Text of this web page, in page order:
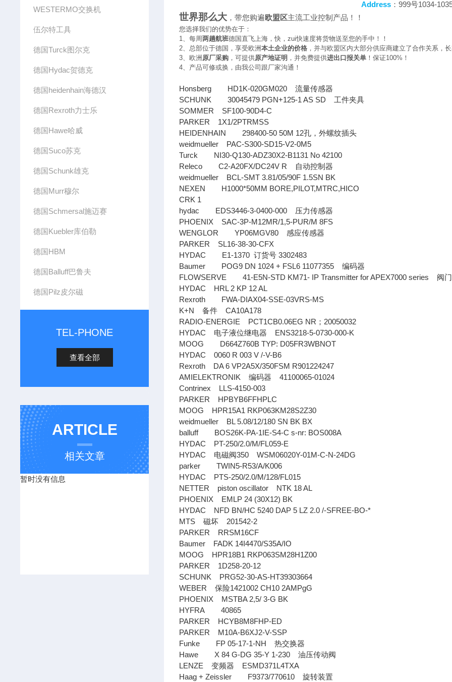
WESTERMO交换机
伍尔特工具
德国Turck图尔克
德国Hydac贺德克
德国heidenhain海德汉
德国Rexroth力士乐
德国Hawe哈威
德国Suco苏克
德国Schunk雄克
德国Murr穆尔
德国Schmersal施迈赛
德国Kuebler库伯勒
德国HBM
德国Balluff巴鲁夫
德国Pilz皮尔磁
TEL-PHONE
查看全部
ARTICLE
相关文章
暂时没有信息
Address：999号1034-
世界那么大 ，带您购遍欧盟区主流工业控制产品！！
您选择我们的优势在于：
1、每周两趟航班德国直飞上海，快，zui快速度将货物送至您的手中！！
2、总部位于德国，享受欧洲本土企业的价格 ，并与欧盟区内大部分供应商建立了合作关系，
3、欧洲 原厂采购 ，可提供原产地证明 ，并免费提供进出口报关单 ！保证100%！
4、产品可修或换，由我公司跟厂家沟通！
Honsberg HD1K-020GM020流量传感器
SCHUNK 30045479 PGN+125-1 AS SD 工件夹具
SOMMER SF100-90D4-C
PARKER 1X1/2PTRMSS
HEIDENHAIN 298400-50 50M 12孔，外螺纹插头
weidmueller PAC-S300-SD15-V2-0M5
Turck NI30-Q130-ADZ30X2-B1131 No 42100
Releco C2-A20FX/DC24V R
自动控制器
weidmueller BCL-SMT 3.81/05/90F 1.5SN BK
NEXEN H1000*50MM BORE,PILOT,MTRC,HICO
CRK 1
hydac EDS3446-3-0400-000 压力传感器
PHOENIX SAC-3P-M12MR/1,5-PUR/M 8FS
WENGLOR YP06MGV80感应传感器
PARKER SL16-38-30-CFX
HYDAC E1-1370订货号 3302483
Baumer POG9 DN 1024 + FSL6 11077355编码器
FLOWSERVE 41-E5N-STD KM71- IP Transmitter for APEX7000 series 阀
HYDAC HRL 2 KP 12 AL
Rexroth FWA-DIAX04-SSE-03VRS-MS
K+N备件 CA10A178
RADIO-ENERGIE PCT1CB0.06EG NR ； 20050032
HYDAC 电子液位继电器
ENS3218-5-0730-000-K
MOOG D664Z760B TYP: D05FR3WBNOT
HYDAC 0060 R 003 V /-V-B6
Rexroth DA 6 VP2A5X/350FSM R901224247
AMIELEKTRONIK编码器
41100065-01024
Contrinex LLS-4150-003
PARKER HPBYB6FFHPLC
MOOG HPR15A1 RKP063KM28S2Z30
weidmueller BL 5.08/12/180 SN BK BX
balluff BOS26K-PA-1IE-S4-C s-nr: BOS008A
HYDAC PT-250/2.0/M/FL059-E
HYDAC 电磁阀350 WSM06020Y-01M-C-N-24DG
parker TWIN5-R53/A/K006
HYDAC PTS-250/2.0/M/128/FL015
NETTER piston oscillator NTK 18 AL
PHOENIX EMLP 24 (30X12) BK
HYDAC NFD BN/HC 5240 DAP 5 LZ 2.0 /-SFREE-BO-*
MTS磁坏 201542-2
PARKER RRSM16CF
Baumer FADK 14I4470/S35A/IO
MOOG HPR18B1 RKP063SM28H1Z00
PARKER 1D258-20-12
SCHUNK PRG52-30-AS-HT39303664
WEBER保险1421002 CH10 2AMPgG
PHOENIX MSTBA 2,5/ 3-G BK
HYFRA 40865
PARKER HCYB8M8FHP-ED
PARKER M10A-B6XJ2-V-SSP
Funke FP 05-17-1-NH热交换器
Hawe X 84 G-DG 35-Y 1-230油压传动阀
LENZE变频器
ESMD371L4TXA
Haag + Zeissler F9373/770610旋转装置